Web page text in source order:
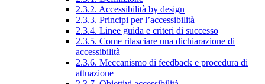
2.3.2. Accessibilità by design
2.3.3. Principi per l’accessibilità
2.3.4. Linee guida e criteri di successo
2.3.5. Come rilasciare una dichiarazione di
accessibilità
2.3.6. Meccanismo di feedback e procedura di
attuazione